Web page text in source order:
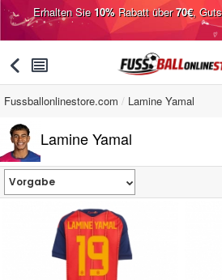
Erhalten Sie10%Rabatt über70€,
󰅯 󰂩
Fussballonlinestore.com Lamine Yamal
Lamine Yamal